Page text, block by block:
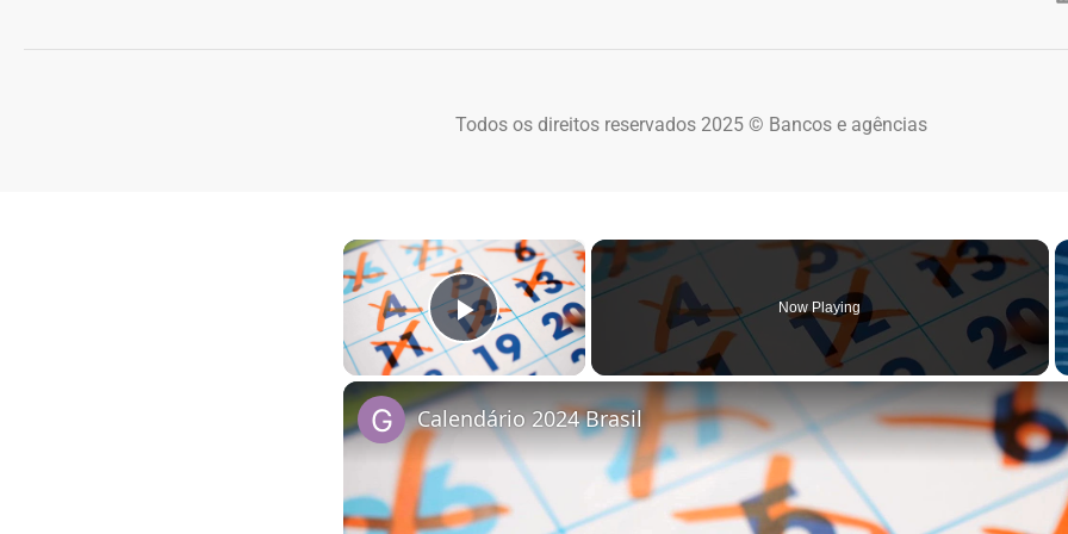
Todos os direitos reservados 2025 © Bancos e agências
×
Play Video
Now Playing
Calendário 2024 Brasil